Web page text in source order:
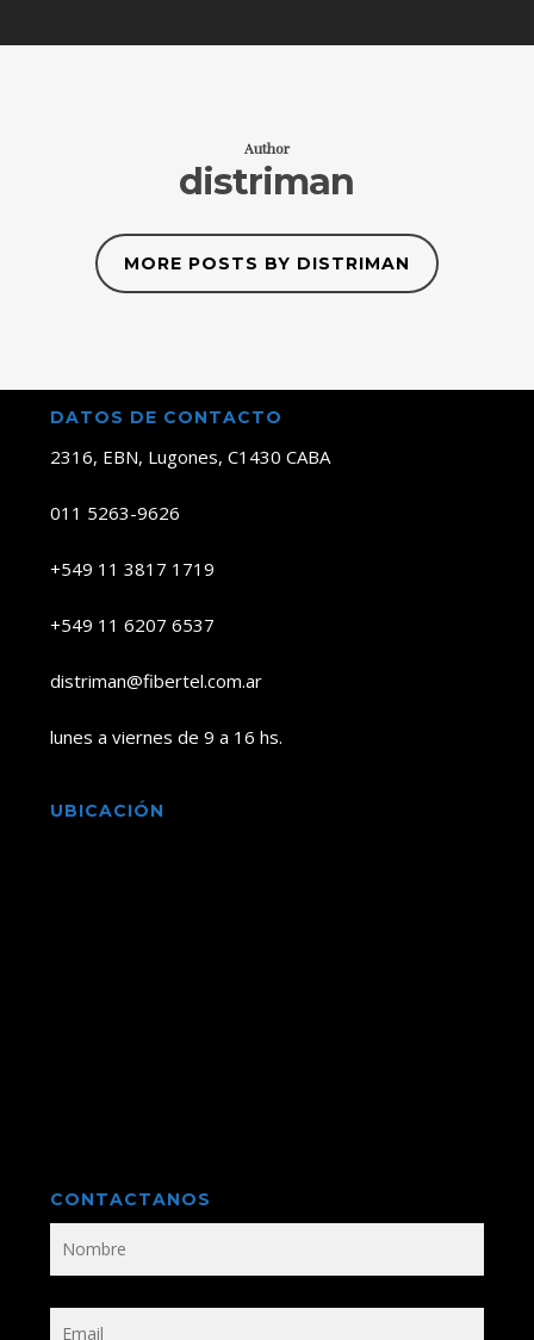
Author
distriman
MORE POSTS BY DISTRIMAN
DATOS DE CONTACTO
2316, EBN, Lugones, C1430 CABA
011 5263-9626
+549 11 3817 1719
+549 11 6207 6537
distriman@fibertel.com.ar
lunes a viernes de 9 a 16 hs.
UBICACIÓN
CONTACTANOS